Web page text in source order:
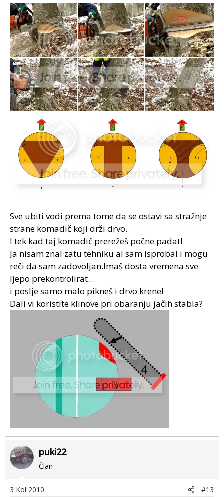
Sve ubiti vodi prema tome da se ostavi sa stražnje
strane komadič koji drži drvo.
I tek kad taj komadič prerežeš počne padat!
Ja nisam znal zatu tehniku al sam isprobal i mogu
reči da sam zadovoljan.Imaš dosta vremena sve
ljepo prekontrolirat...
i poslje samo malo pikneš i drvo krene!
Dali vi koristite klinove pri obaranju jačih stabla?
puki22
Član
3 Kol 2010 #13